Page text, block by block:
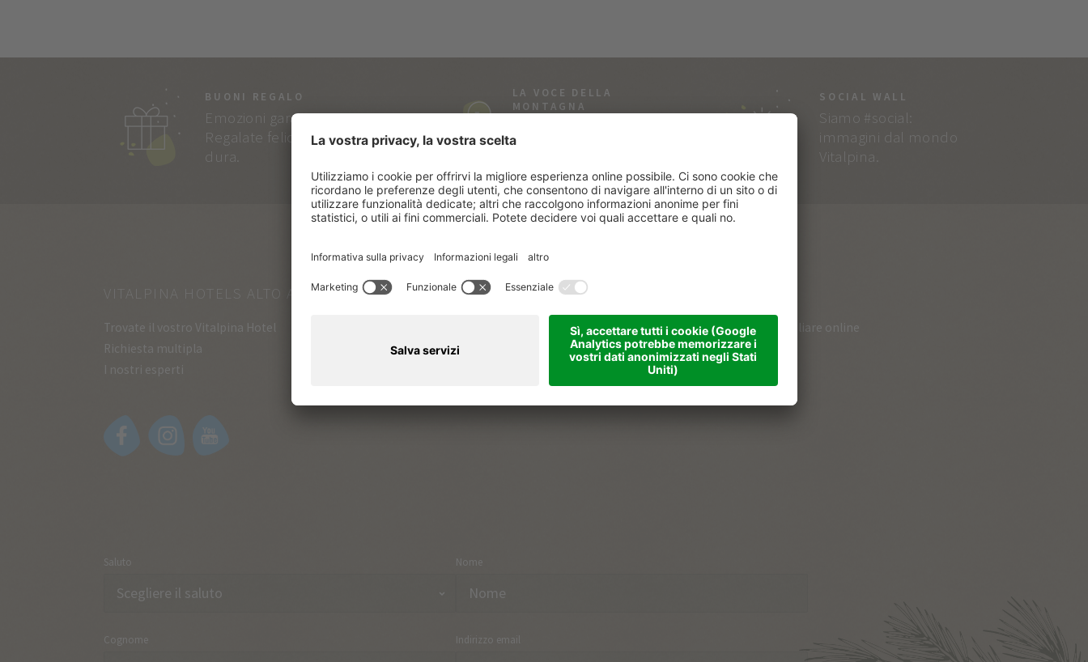
BUONI REGALO
Emozioni garantite!
Regalate felicità che
dura.
LA VOCE DELLA
MONTAGNA
e quelle di Vitalpina
SOCIAL WALL
Siamo #social:
immagini dal mondo
Vitalpina.
VITALPINA HOTELS ALTO ADIGE
Trovate il vostro Vitalpina Hotel
Richiesta multipla
I nostri esperti
ALTO ADIGE
Regione e luoghi per le vacanze
Cataloghi da sfogliare online
Partner
Contatto
Saluto Nome
Cognome Indirizzo email